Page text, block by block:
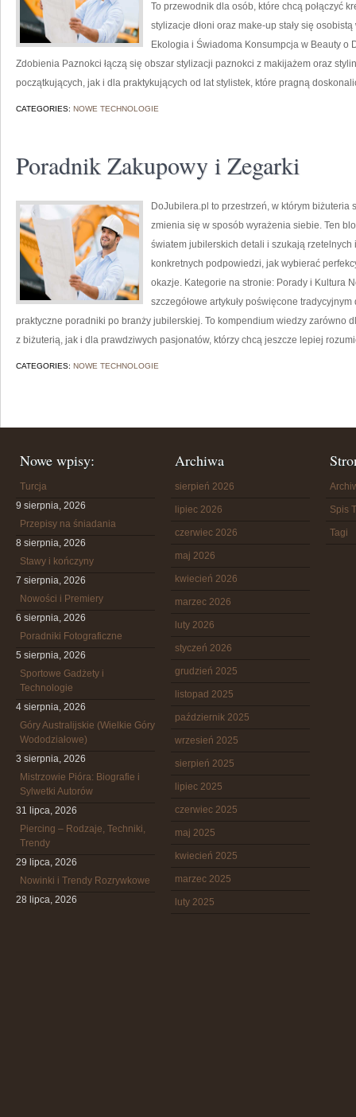
To przewodnik dla osób, które chcą połączyć
stylizacje dłoni oraz make-up stały się
Ekologia i Świadoma Konsumpcja w Beauty o
Zdobienia Paznokci łączą się obszar stylizacji paznokci z makijażem oraz
początkujących, jak i dla praktykujących od lat stylistek, które pragną
CATEGORIES: NOWE TECHNOLOGIE
Poradnik Zakupowy i Zegarki
DoJubilera.pl to przestrzeń, w którym
zmienia się w sposób wyrażenia siebie. Ten
światem jubilerskich detali i szukają
konkretnych podpowiedzi, jak wybierać
okazje. Kategorie na stronie: Porady i Kultura
szczegółowe artykuły poświęcone
praktyczne poradniki po branży jubilerskiej. To kompendium wiedzy zarówno
z biżuterią, jak i dla prawdziwych pasjonatów, którzy chcą jeszcze lepiej
CATEGORIES: NOWE TECHNOLOGIE
Nowe wpisy:
Turcja
9 sierpnia, 2026
Przepisy na śniadania
8 sierpnia, 2026
Stawy i kończyny
7 sierpnia, 2026
Nowości i Premiery
6 sierpnia, 2026
Poradniki Fotograficzne
5 sierpnia, 2026
Sportowe Gadżety i
Technologie
4 sierpnia, 2026
Góry Australijskie (Wielkie Góry
Wododziałowe)
3 sierpnia, 2026
Mistrzowie Pióra: Biografie i
Sylwetki Autorów
31 lipca, 2026
Piercing – Rodzaje, Techniki,
Trendy
29 lipca, 2026
Nowinki i Trendy Rozrywkowe
28 lipca, 2026
Archiwa
sierpień 2026
lipiec 2026
czerwiec 2026
maj 2026
kwiecień 2026
marzec 2026
luty 2026
styczeń 2026
grudzień 2025
listopad 2025
październik 2025
wrzesień 2025
sierpień 2025
lipiec 2025
czerwiec 2025
maj 2025
kwiecień 2025
marzec 2025
luty 2025
Spis
Tagi